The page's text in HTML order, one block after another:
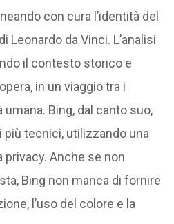
con cura l’identità del
Leonardo da Vinci. L’analisi
il contesto storico e
in un viaggio tra i
Bing, dal canto suo,
tecnici, utilizzando una
Anche se non
Bing non manca di fornire
l’uso del colore e la